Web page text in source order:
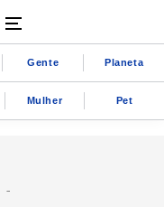
Gente Planeta
Mulher Pet